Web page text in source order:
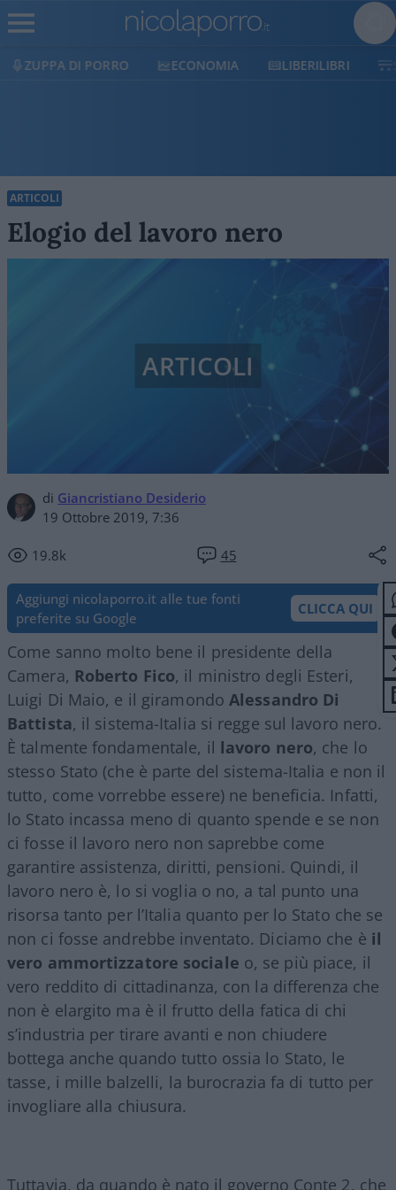
ECONOMIA LIBERILIBRI SHOP SOSTIENICI
ARTICOLI
Elogio del lavoro nero
di Giancristiano Desiderio
19 Ottobre 2019, 7:36
19.8k 45
ARTICOLI
Aggiungi nicolaporro.it alle tue fonti
preferite su Google
CLICCA QUI
Come sanno molto bene il presidente della
Camera, Roberto Fico, il ministro degli Esteri,
Luigi Di Maio, e il giramondoAlessandro Di
Battista, il sistema-Italia si regge sul lavoro nero.
È talmente fondamentale, il lavoro nero, che lo
stesso Stato (che è parte del sistema-Italia e non il
tutto, come vorrebbe essere) ne beneficia. Infatti,
lo Stato incassa meno di quanto spende e se non
ci fosse il lavoro nero non saprebbe come
garantire assistenza, diritti, pensioni. Quindi, il
lavoro nero è, lo si voglia o no, a tal punto una
risorsa tanto per l’Italia quanto per lo Stato che se
non ci fosse andrebbe inventato. Diciamo che è il
vero ammortizzatore sociale o, se più piace, il
vero reddito di cittadinanza, con la differenza che
non è elargito ma è il frutto della fatica di chi
s’industria per tirare avanti e non chiudere
bottega anche quando tutto ossia lo Stato, le
tasse, i mille balzelli, la burocrazia fa di tutto per
invogliare alla chiusura.
Tuttavia, da quando è nato il governo Conte 2, che